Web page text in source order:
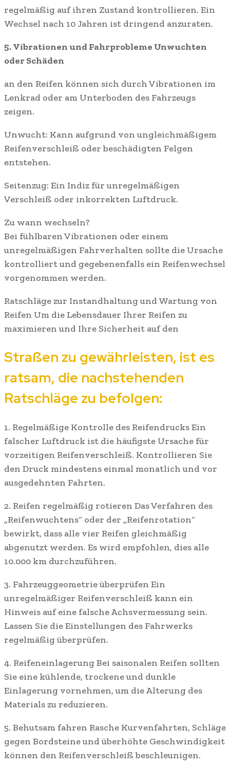
regelmäßig auf ihren Zustand kontrollieren. Ein
Wechsel nach 10 Jahren ist dringend anzuraten.
5. Vibrationen und Fahrprobleme Unwuchten
oder Schäden
an den Reifen können sich durch Vibrationen im
Lenkrad oder am Unterboden des Fahrzeugs
zeigen.
Unwucht: Kann aufgrund von ungleichmäßigem
Reifenverschleiß oder beschädigten Felgen
entstehen.
Seitenzug: Ein Indiz für unregelmäßigen
Verschleiß oder inkorrekten Luftdruck.
Zu wann wechseln?
Bei fühlbaren Vibrationen oder einem
unregelmäßigen Fahrverhalten sollte die Ursache
kontrolliert und gegebenenfalls ein Reifenwechsel
vorgenommen werden.
Ratschläge zur Instandhaltung und Wartung von
Reifen Um die Lebensdauer Ihrer Reifen zu
maximieren und Ihre Sicherheit auf den
Straßen zu gewährleisten, ist es
ratsam, die nachstehenden
Ratschläge zu befolgen:
1. Regelmäßige Kontrolle des Reifendrucks Ein
falscher Luftdruck ist die häufigste Ursache für
vorzeitigen Reifenverschleiß. Kontrollieren Sie
den Druck mindestens einmal monatlich und vor
ausgedehnten Fahrten.
2. Reifen regelmäßig rotieren Das Verfahren des
„Reifenwuchtens“ oder der „Reifenrotation“
bewirkt, dass alle vier Reifen gleichmäßig
abgenutzt werden. Es wird empfohlen, dies alle
10.000 km durchzuführen.
3. Fahrzeuggeometrie überprüfen Ein
unregelmäßiger Reifenverschleiß kann ein
Hinweis auf eine falsche Achsvermessung sein.
Lassen Sie die Einstellungen des Fahrwerks
regelmäßig überprüfen.
4. Reifeneinlagerung Bei saisonalen Reifen sollten
Sie eine kühlende, trockene und dunkle
Einlagerung vornehmen, um die Alterung des
Materials zu reduzieren.
5. Behutsam fahren Rasche Kurvenfahrten, Schläge
gegen Bordsteine und überhöhte Geschwindigkeit
können den Reifenverschleiß beschleunigen.